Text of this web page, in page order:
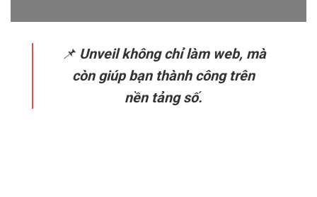
📌 Unveil không chỉ làm web, mà
còn giúp bạn thành công trên
nền tảng số.